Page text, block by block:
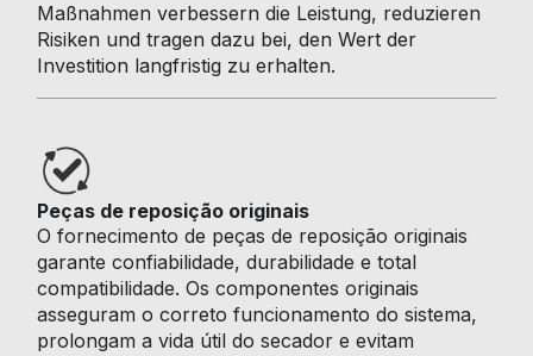
Maßnahmen verbessern die Leistung, reduzieren
Risiken und tragen dazu bei, den Wert der
Investition langfristig zu erhalten.
Peças de reposição originais
O fornecimento de peças de reposição originais
garante confiabilidade, durabilidade e total
compatibilidade. Os componentes originais
asseguram o correto funcionamento do sistema,
prolongam a vida útil do secador e evitam